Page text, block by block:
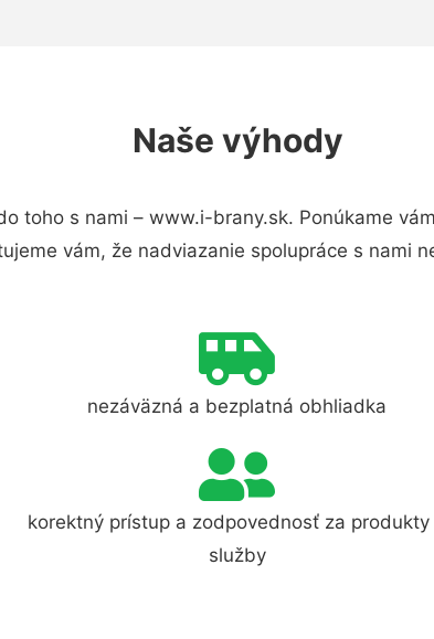
Naše výhody
toho s nami – www.i-brany.sk. Ponúkame
vám, že nadviazanie spolupráce s nami
nezáväzná a bezplatná obhliadka
korektný prístup a zodpovednosť za produkty
služby